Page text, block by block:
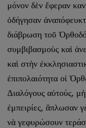
μόνον δὲν ἔφεραν
ὁδήγησαν
διάβρωση τοῦ
συμβιβασμοὺς καὶ
καὶ στὴν
ἐπιπολαιότητα οἱ
Διαλόγους αὐτούς, μὴ
ἐμπειρίες, ἅπλωσαν
νὰ γεφυρώσουν